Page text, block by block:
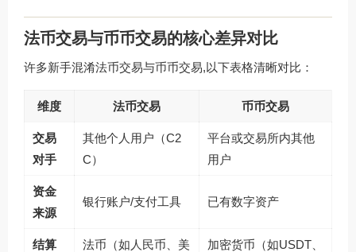
法币交易与币币交易的核心差异对比
许多新手混淆法币交易与币币交易,以下表格清晰对比：
维度 法币交易 币币交易
交易
对手
其他个人用户（C2
C）
平台或交易所内其他
用户
资金
来源
银行账户/支付工具 已有数字资产
结算
法币（如人民币、美
加密货币（如USDT、